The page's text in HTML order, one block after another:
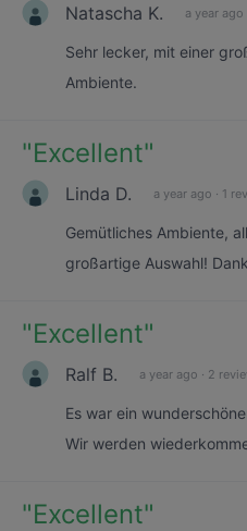
Natascha K. a year ago
Sehr lecker, mit einer
Ambiente.
"Excellent"
Linda D. a year ago · 1
Gemütliches Ambiente,
großartige Auswahl!
"Excellent"
Ralf B. a year ago · 2
Es war ein
Wir werden
"Excellent"